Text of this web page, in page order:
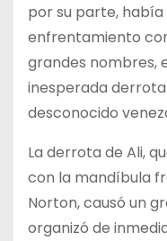
por su parte,
enfrentamiento
grandes nombres,
inesperada
desconocido
La derrota de Ali,
con la mandíbula
Norton, causó un
organizó de